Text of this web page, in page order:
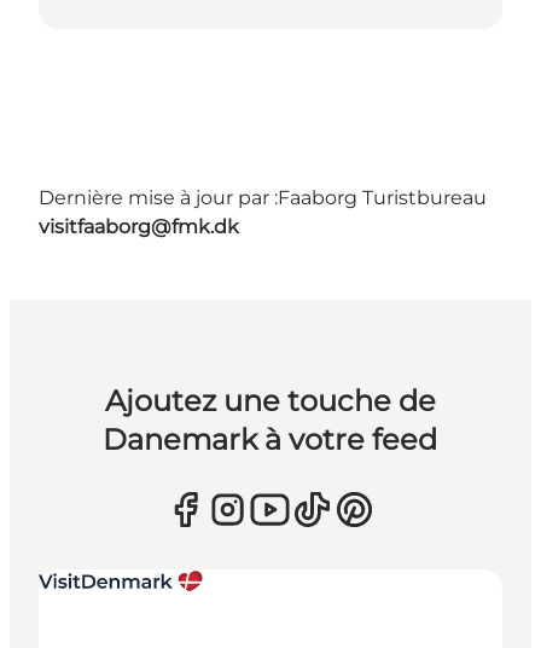
Dernière mise à jour par :Faaborg Turistbureau
visitfaaborg@fmk.dk
Ajoutez une touche de
Danemark à votre feed